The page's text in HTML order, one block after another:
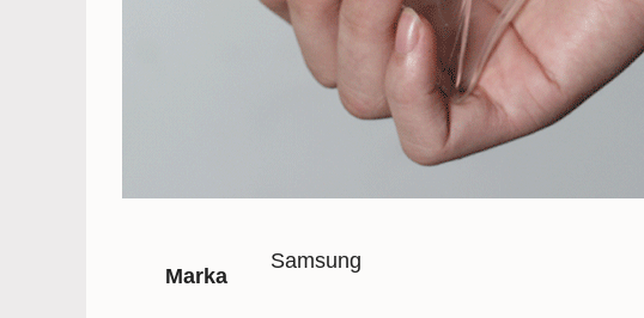
Marka
Samsung